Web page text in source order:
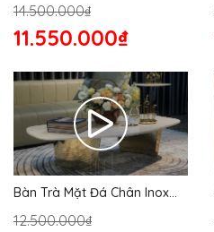
14.500.000₫
11.550.000₫
Bàn Trà Mặt Đá Chân Inox
12.500.000₫